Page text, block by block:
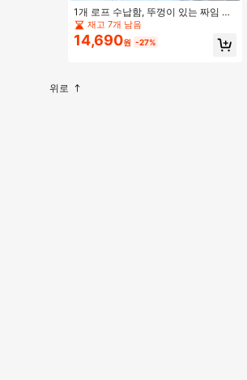
1개 로프 수납함, 뚜껑이 있는 짜임 책
상 정리함, 장난감, 화장품, 잡화를 위
한 다용도 삼베 바구니, 둥근 모양, 이
상적인 선물, 블루
재고 7개 남음
14,690원 -27%
위로